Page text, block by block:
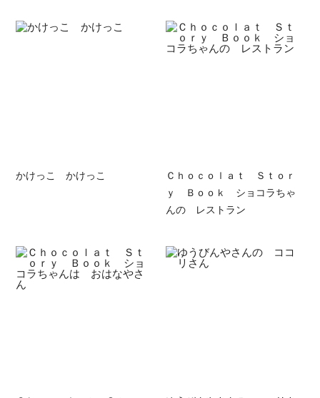
かけっこ かけっこ
Ｃｈｏｃｏｌａｔ Ｓｔｏｒ
ｙ Ｂｏｏｋ ショコラちゃ
んの レストラン